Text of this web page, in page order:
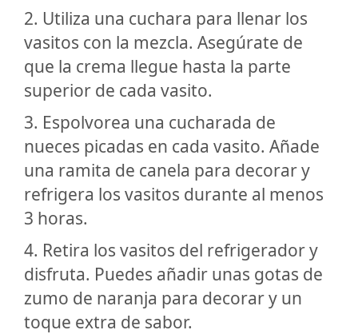
2. Utiliza una cuchara para llenar los
vasitos con la mezcla. Asegúrate de
que la crema llegue hasta la parte
superior de cada vasito.
3. Espolvorea una cucharada de
nueces picadas en cada vasito. Añade
una ramita de canela para decorar y
refrigera los vasitos durante al menos
3 horas.
4. Retira los vasitos del refrigerador y
disfruta. Puedes añadir unas gotas de
zumo de naranja para decorar y un
toque extra de sabor.